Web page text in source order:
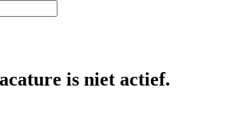
is niet actief.